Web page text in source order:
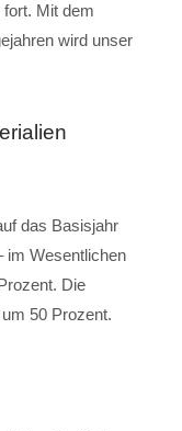
Mit dem
wird unser
das Basisjahr
im Wesentlichen
Die
50 Prozent.